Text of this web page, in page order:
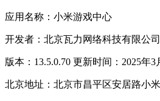
应用名称：小米游戏中心
开发者：北京瓦力网络科技有限公
版本：13.5.0.70 更新时间：2025年3
北京地址：北京市昌平区安居路小